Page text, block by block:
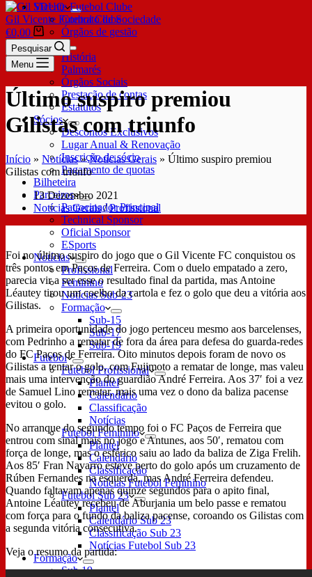
SDUQ
Contrato de Sociedade
Órgãos de gestão
Clube
História
Palmarés
Órgãos Sociais
Prestação de contas
Estatutos
Sócios
Descontos Exclusivos
Lugar Anual & Renovação
Inscrição de sócio
Pagamento de quotas
Bilheteira
Parceiros
Patrocinador Principal
Technical Sponsor
Oficial Sponsor
ESports
Notícias
Profissional
Feminino
Notícias Sub-23
Formação
Sub-15
Sub-17
Sub-19
Futebol
Futebol Profissional
Plantel
Calendário
Classificação
Notícias
Futebol Feminino
Plantel
Calendário
Classificação
Notícias Futebol Feminino
Futebol Sub 23
Plantel
Calendário Sub 23
Classificação Sub 23
Notícias Futebol Sub 23
Formação
Sub 19
Gil Vicente Futebol Clube
€0,00
Pesquisar
Menu
Último suspiro premiou
Gilistas com triunfo
Início » Notícias»Notícias Gerais » Último suspiro premiou
Gilistas com triunfo
13 Dezembro 2021
Notícias Gerais/Profissional
Foi no último suspiro do jogo que o Gil Vicente FC conquistou os
três pontos em Paços de Ferreira. Com o duelo empatado a zero,
parecia vir a ser esse o resultado final da partida, mas Antoine
Léautey tirou um coelho da cartola e fez o golo que deu a vitória aos
Gilistas.
A primeira oportunidade do jogo pertenceu mesmo aos barcelenses,
com Pedrinho a rematar de fora da área para defesa do guarda-redes
do FC Paços de Ferreira. Oito minutos depois foram de novo os
Gilistas a tentar o golo, com Fujimoto a rematar de longe, mas valeu
mais uma intervenção do guardião André Ferreira. Aos 37′ foi a vez
de Samuel Lino rematar, mais uma vez o dono da baliza pacense
evitou o golo.
No arranque do segundo tempo foi o FC Paços de Ferreira que
entrou com sinal mais no jogo e Antunes, aos 50′, rematou com
força de longe, mas o esférico saiu ao lado da baliza de Ziga Frelih.
Aos 85′ Fran Navarro esteve perto do golo após um cruzamento de
Rúben Fernandes na esquerda, mas André Ferreira defendeu.
Quando faltavam apenas quinze segundos para o apito final,
Antoine Léautey recebeu de Aburjania um belo passe e rematou
com força para o fundo da baliza pacense, coroando os Gilistas com
a segunda vitória consecutiva.
Veja o resumo da partida: